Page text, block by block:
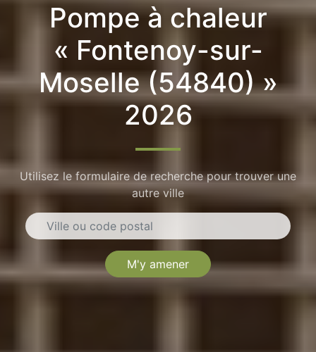
Pompe à chaleur
« Fontenoy-sur-
Moselle (54840) »
2026
Utilisez le formulaire de recherche pour trouver une
autre ville
M'y amener